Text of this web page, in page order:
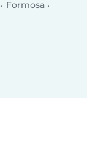
Formosa